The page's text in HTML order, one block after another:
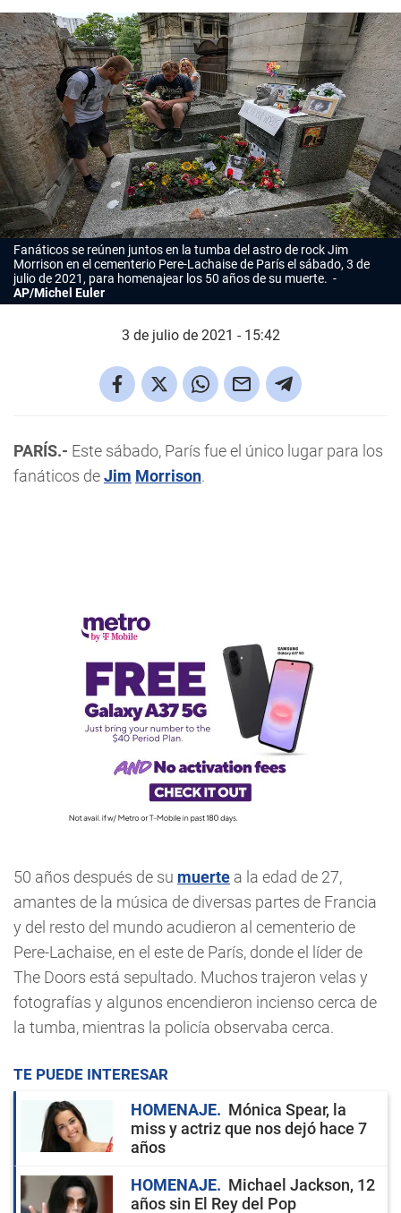
Fanáticos se reúnen juntos en la tumba del astro de rock Jim
Morrison en el cementerio Pere-Lachaise de París el sábado, 3 de
julio de 2021, para homenajear los 50 años de su muerte.
AP/Michel Euler
3 de julio de 2021 - 15:42
PARÍS.- Este sábado, París fue el único lugar para los
fanáticos deJim Morrison.
50 años después de su muerte a la edad de 27,
amantes de la música de diversas partes de Francia
y del resto del mundo acudieron al cementerio de
Pere-Lachaise, en el este de París, donde el líder de
The Doors está sepultado. Muchos trajeron velas y
fotografías y algunos encendieron incienso cerca de
la tumba, mientras la policía observaba cerca.
TE PUEDE INTERESAR
HOMENAJE
Mónica Spear, la
miss y actriz que nos dejó hace 7
años
HOMENAJE
Michael Jackson, 12
años sin El Rey del Pop